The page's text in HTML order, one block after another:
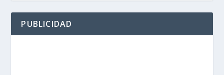
PUBLICIDAD